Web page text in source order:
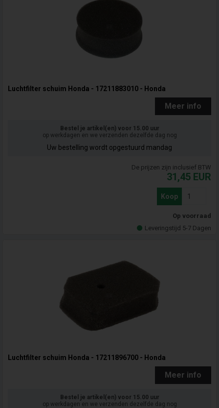
Luchtfilter schuim Honda - 17211883010 - Honda
Meer info
Bestel je artikel(en) voor 15.00 uur
op werkdagen en we verzenden dezelfde dag nog
Uw bestelling wordt opgestuurd mandag
De prijzen zijn inclusief BTW
31,45 EUR
Koop
Op voorraad
Leveringstijd 5-7 Dagen
Luchtfilter schuim Honda - 17211896700 - Honda
Meer info
Bestel je artikel(en) voor 15.00 uur
op werkdagen en we verzenden dezelfde dag nog